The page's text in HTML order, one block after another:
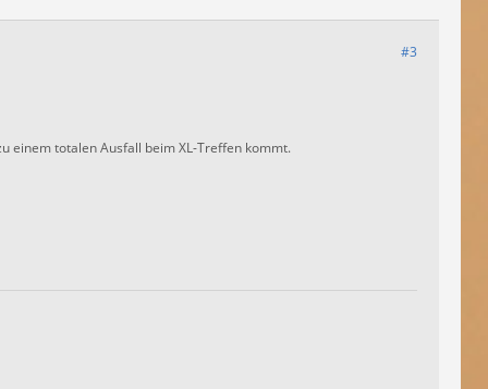
#3
einem totalen Ausfall beim XL-Treffen kommt.